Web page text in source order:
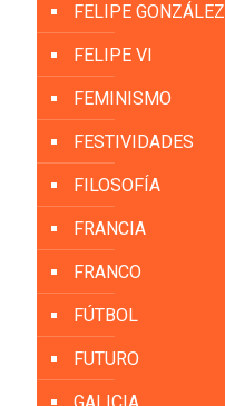
FELIPE GONZÁLEZ
FELIPE VI
FEMINISMO
FESTIVIDADES
FILOSOFÍA
FRANCIA
FRANCO
FÚTBOL
FUTURO